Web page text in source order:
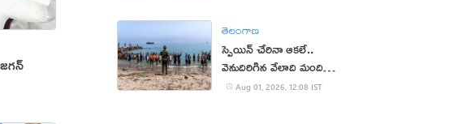
తెలంగాణ
స్పెయిన్ చేరినా ఆకలే..
వెనుదిరిగిన వేలాది మంది
వలసదారులు
Aug 01, 2026, 12:08 IST